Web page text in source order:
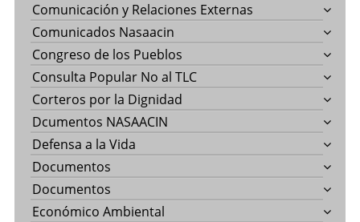
Comunicación y Relaciones Externas
Comunicados Nasaacin
Congreso de los Pueblos
Consulta Popular No al TLC
Corteros por la Dignidad
Dcumentos NASAACIN
Defensa a la Vida
Documentos
Documentos
Económico Ambiental